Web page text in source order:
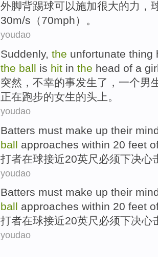
外脚背踢球可以施加很大的力，
30m/s（70mph）。
youdao
Suddenly, the unfortunate thing
the ball is hit in the head of a
突然 ， 不幸的事发生了 ， 一个男
正在跑步的女生的头上。
youdao
Batters must make up their
ball approaches within 20 feet
打者在球接近20英尺 必须下决心
youdao
Batters must make up their
ball approaches within 20 feet
打者在球接近20英尺 必须下决心
youdao